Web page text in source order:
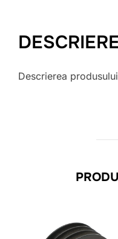
Descrierea produsului